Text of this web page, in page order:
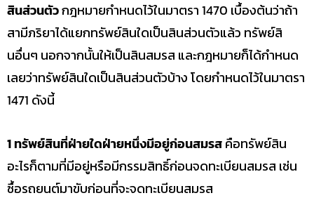
สินส่วนตัวกฎหมายกำหนดไว้ในมาตรา 1470 เบื้องต้นว่าถ้า
สามีภริยาได้แยกทรัพย์สินใดเป็นสินส่วนตัวแล้ว ทรัพย์สิ
นอื่นๆ นอกจากนั้นให้เป็นสินสมรส และกฎหมายก็ได้กำหนด
เลยว่าทรัพย์สินใดเป็นสินส่วนตัวบ้าง โดยกำหนดไว้ในมาตรา
1471 ดังนี้
1 ทรัพย์สินที่ฝ่ายใดฝ่ายหนึ่งมีอยู่ก่อนสมรสคือทรัพย์สิน
อะไรก็ตามที่มีอยู่หรือมีกรรมสิทธิ์ก่อนจดทะเบียนสมรส เช่น
ซื้อรถยนต์มาขับก่อนที่จะจดทะเบียนสมรส